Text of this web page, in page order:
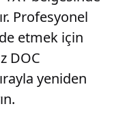
Profesyonel
etmek için
DOC
yeniden